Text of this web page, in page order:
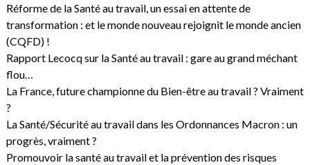
Réforme de la Santé au travail, un essai en attente de
transformation : et le monde nouveau rejoignit le monde ancien
(CQFD) !
Rapport Lecocq sur la Santé au travail : gare au grand méchant
flou…
La France, future championne du Bien-être au travail ? Vraiment
?
La Santé/Sécurité au travail dans les Ordonnances Macron : un
progrès, vraiment ?
Promouvoir la santé au travail et la prévention des risques